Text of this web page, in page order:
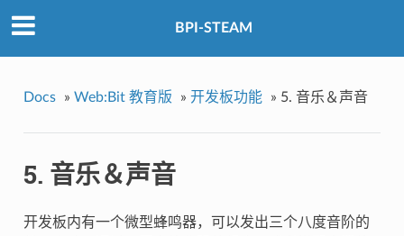
BPI-STEAM
Docs » Web:Bit 教育版 » 开发板功能 » 5. 音乐＆声音
5. 音乐＆声音
开发板内有一个微型蜂鸣器，可以发出三个八度音阶的